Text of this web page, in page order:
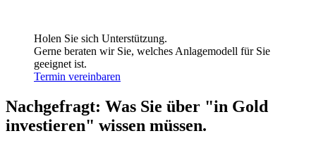
Holen Sie sich Unterstützung.
Gerne beraten wir Sie, welches Anlagemodell für Sie
geeignet ist.
Termin vereinbaren
Nachgefragt: Was Sie über "in Gold
investieren" wissen müssen.